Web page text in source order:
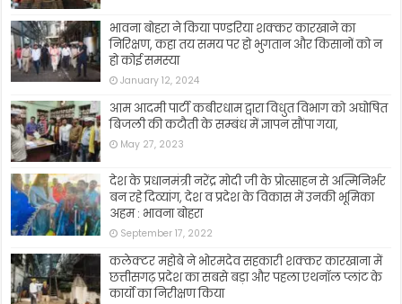
भावना बोहरा ने किया पण्डरिया शक्कर कारखाने का
निरिक्षण, कहा तय समय पर हो भुगतान और किसानों को न
हो कोई समस्या
January 12, 2024
आम आदमी पार्टी कबीरधाम द्वारा विधुत विभाग को अघोषित
बिजली की कटौती के सम्बंध में ज्ञापन सौंपा गया,
May 27, 2023
देश के प्रधानमंत्री नरेंद्र मोदी जी के प्रोत्साहन से अत्मिनिर्भर
बन रहे दिव्यांग, देश व प्रदेश के विकास में उनकी भूमिका
अहम : भावना बोहरा
September 17, 2022
कलेक्टर महोबे ने भोरमदेव सहकारी शक्कर कारखाना में
छत्तीसगढ़ प्रदेश का सबसे बड़ा और पहला एथनॉल प्लांट के
कार्यो का निरीक्षण किया